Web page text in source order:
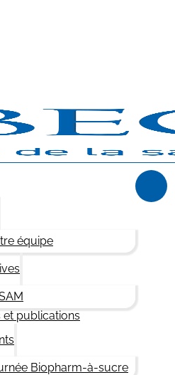
équipe
et publications
Biopharm-à-sucre